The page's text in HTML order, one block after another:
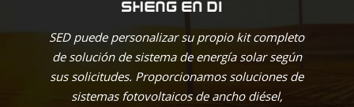
SED puede personalizar su propio kit completo
de solución de sistema de energía solar según
sus solicitudes. Proporcionamos soluciones de
sistemas fotovoltaicos de ancho diésel,